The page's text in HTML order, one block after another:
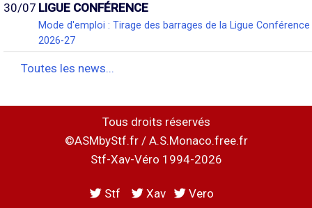
30/07 LIGUE CONFÉRENCE
Mode d'emploi : Tirage des barrages de la Ligue Conférence
2026-27
Toutes les news...
Tous droits réservés
©ASMbyStf.fr / A.S.Monaco.free.fr
Stf-Xav-Véro 1994-2026
Stf Xav Vero